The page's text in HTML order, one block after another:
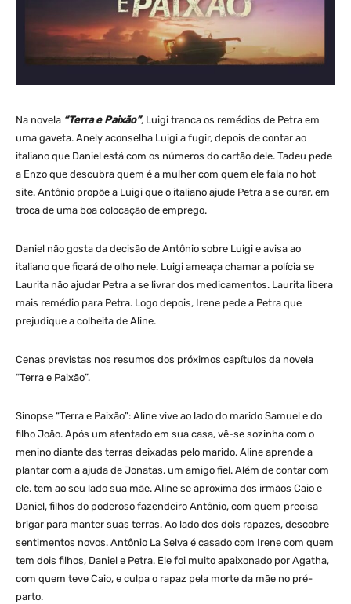
Na novela “Terra e Paixão”, Luigi tranca os remédios de Petra em
uma gaveta. Anely aconselha Luigi a fugir, depois de contar ao
italiano que Daniel está com os números do cartão dele. Tadeu pede
a Enzo que descubra quem é a mulher com quem ele fala no hot
site. Antônio propõe a Luigi que o italiano ajude Petra a se curar, em
troca de uma boa colocação de emprego.
Daniel não gosta da decisão de Antônio sobre Luigi e avisa ao
italiano que ficará de olho nele. Luigi ameaça chamar a polícia se
Laurita não ajudar Petra a se livrar dos medicamentos. Laurita libera
mais remédio para Petra. Logo depois, Irene pede a Petra que
prejudique a colheita de Aline.
Cenas previstas nos resumos dos próximos capítulos da novela
“Terra e Paixão”.
Sinopse “Terra e Paixão”: Aline vive ao lado do marido Samuel e do
filho João. Após um atentado em sua casa, vê-se sozinha com o
menino diante das terras deixadas pelo marido. Aline aprende a
plantar com a ajuda de Jonatas, um amigo fiel. Além de contar com
ele, tem ao seu lado sua mãe. Aline se aproxima dos irmãos Caio e
Daniel, filhos do poderoso fazendeiro Antônio, com quem precisa
brigar para manter suas terras. Ao lado dos dois rapazes, descobre
sentimentos novos. Antônio La Selva é casado com Irene com quem
tem dois filhos, Daniel e Petra. Ele foi muito apaixonado por Agatha,
com quem teve Caio, e culpa o rapaz pela morte da mãe no pré-
parto.